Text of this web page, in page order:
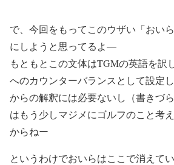
で、今回をもってこのウザい「おい
にしようと思ってるよ—
もともとこの文体はTGMの英語を訳
へのカウンターバランスとして設定
からの解釈には必要ないし（書きづ
はもう少しマジメにゴルフのこと考
からねー
というわけでおいらはここで消えて